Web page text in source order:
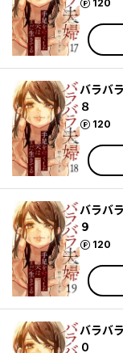
120
ポイント
バラバ
８
120
ポイント
バラバ
９
120
ポイント
バラバ
０